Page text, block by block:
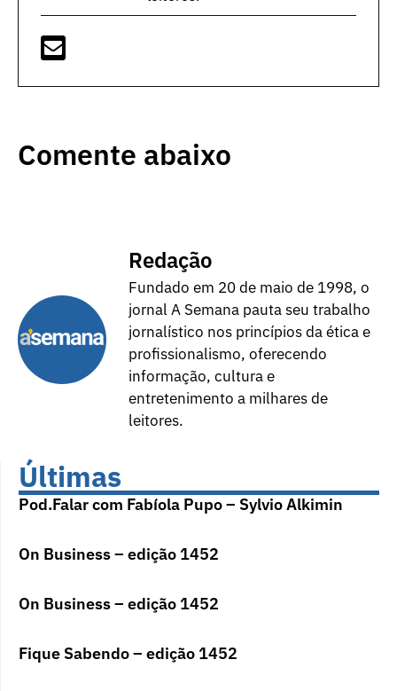
Comente abaixo
Redação
Fundado em 20 de maio de 1998, o
jornal A Semana pauta seu trabalho
jornalístico nos princípios da ética e
profissionalismo, oferecendo
informação, cultura e
entretenimento a milhares de
leitores.
Últimas
Pod.Falar com Fabíola Pupo – Sylvio Alkimin
On Business – edição 1452
On Business – edição 1452
Fique Sabendo – edição 1452